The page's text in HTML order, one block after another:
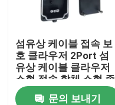
섬유상 케이블 접속 보
호 클라우저 2Port 섬
유상 케이블 클라우저
소형 접속 함체 소형 종
류
문의 보내기